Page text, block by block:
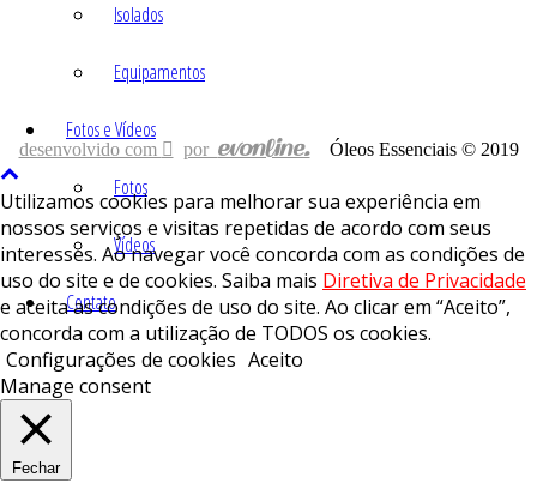
Isolados
Equipamentos
Fotos e Vídeos
Fotos
Vídeos
Contato
desenvolvido com por Óleos Essenciais © 2019
Utilizamos cookies para melhorar sua experiência em
nossos serviços e visitas repetidas de acordo com seus
interesses. Ao navegar você concorda com as condições de
uso do site e de cookies. Saiba mais Diretiva de Privacidade
e aceita as condições de uso do site. Ao clicar em “Aceito”,
concorda com a utilização de TODOS os cookies.
Configurações de cookies Aceito
Manage consent
Fechar